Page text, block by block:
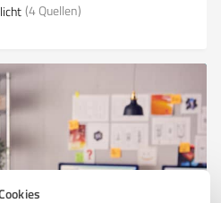
(4 Quellen)